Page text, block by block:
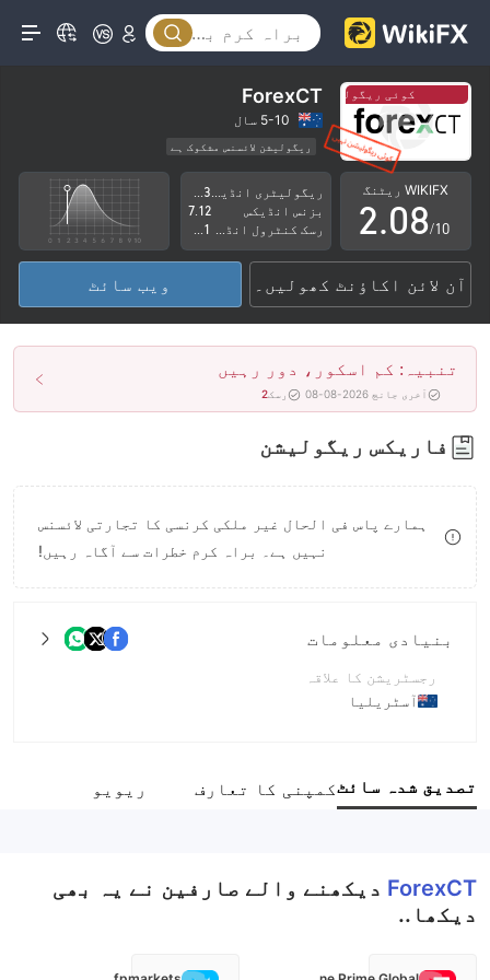
کوئی ریگولیشن نہیںکوئی ریگولیشن نہیںForexCT
5-10 سال
ریگولیشن لائسنس مشکوک ہے
کاروباری علاقے میں شبہات
اعلیٰ سطح کے خطرات
WIKIFX ریٹنگ
0
1
2
3
4
5
6
7
8
9
.0
1
2
3
4
5
6
7
4
5
6
7
8
9
/10
بزنس انڈیکس
7.12
آن لائن اکاؤنٹ کھولیں۔ ویب سائٹ
تنبیہ: کم اسکور، دور رہیں
آخری جانچ 2026-08-08 رسک2
فاریکس ریگولیشن
ہمارے پاس فی الحال غیر ملکی کرنسی کا تجارتی لائسنس
نہیں ہے۔ براہ کرم خطرات سے آگاہ رہیں!
بنیادی معلومات
رجسٹریشن کا علاقہ
آسٹریلیا
کمپنی کا مکمل نام
تصدیق شدہ سائٹکمپنی کا تعارف ریویو
ForexCT دیکھنے والے صارفین نے یہ بھی
دیکھا..